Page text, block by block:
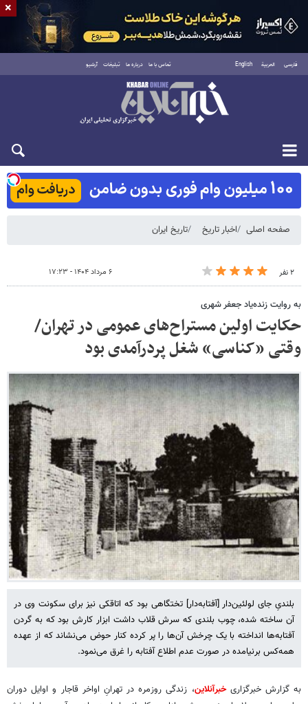
فارسی العربية English تماس با ما درباره ما تبلیغات آرشیو
شنبه ۱۷ مرداد ۱۴۰۵
صفحه اصلی اخبار تاریخ تاریخ ایران
۲ نفر ۶ مرداد ۱۴۰۴ - ۱۷:۲۳
به روایت زنده‌یاد جعفر شهری
حکایت اولین مستراح‌های عمومی در تهران/
وقتی «کناسی» شغل پردرآمدی بود
بلندیِ جای لولئین‌دار [آفتابه‌دار] تختگاهی‌ بود که اتاقکی نیز برای سکونت وی در
آن ساخته شده، چوب بلندی که سرش قلاب داشت ابزار کارش بود که به گردن
آفتابه‌ها انداخته با یک چرخش آن‌ها را پر کرده کنار حوض می‌نشاند که از عهده
همه‌کس برنیامده در صورت عدم اطلاع آفتابه را غرق می‌نمود.
به گزارش خبرگزاریخبرآنلاین، زندگی روزمره در تهرانِ اواخر قاجار و اوایل دوران
×